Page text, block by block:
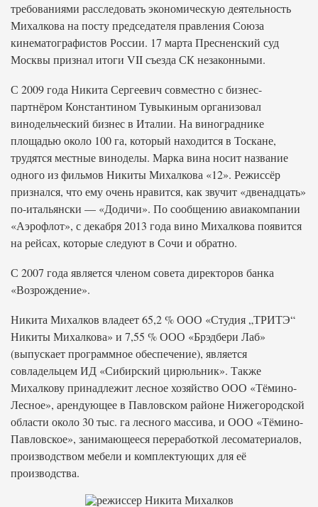
требованиями расследовать экономическую деятельность
Михалкова на посту председателя правления Союза
кинематографистов России. 17 марта Пресненский суд
Москвы признал итоги VII съезда СК незаконными.
С 2009 года Никита Сергеевич совместно с бизнес-
партнёром Константином Тувыкиным организовал
винодельческий бизнес в Италии. На винограднике
площадью около 100 га, который находится в Тоскане,
трудятся местные виноделы. Марка вина носит название
одного из фильмов Никиты Михалкова «12». Режиссёр
признался, что ему очень нравится, как звучит «двенадцать»
по-итальянски — «Додичи». По сообщению авиакомпании
«Аэрофлот», с декабря 2013 года вино Михалкова появится
на рейсах, которые следуют в Сочи и обратно.
С 2007 года является членом совета директоров банка
«Возрождение».
Никита Михалков владеет 65,2 % ООО «Студия „ТРИТЭ“
Никиты Михалкова» и 7,55 % ООО «Брэдбери Лаб»
(выпускает программное обеспечение), является
совладельцем ИД «Сибирский цирюльник». Также
Михалкову принадлежит лесное хозяйство ООО «Тёмино-
Лесное», арендующее в Павловском районе Нижегородской
области около 30 тыс. га лесного массива, и ООО «Тёмино-
Павловское», занимающееся переработкой лесоматериалов,
производством мебели и комплектующих для её
производства.